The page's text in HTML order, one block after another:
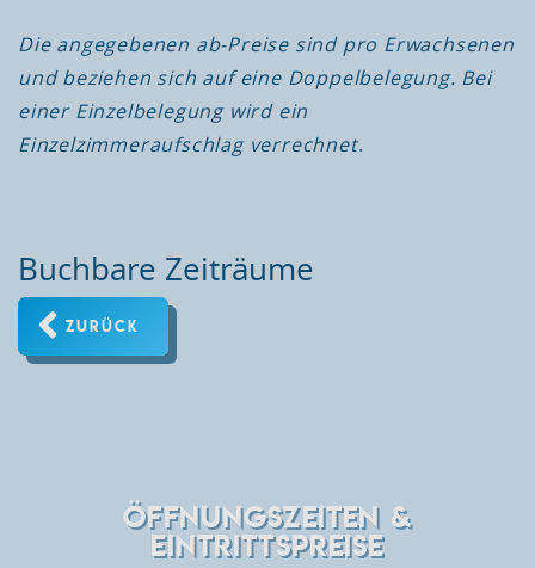
Die angegebenen ab-Preise sind pro Erwachsenen
und beziehen sich auf eine Doppelbelegung. Bei
einer Einzelbelegung wird ein
Einzelzimmeraufschlag verrechnet.
Buchbare Zeiträume
ZURÜCK
ÖFFNUNGSZEITEN &
EINTRITTSPREISE